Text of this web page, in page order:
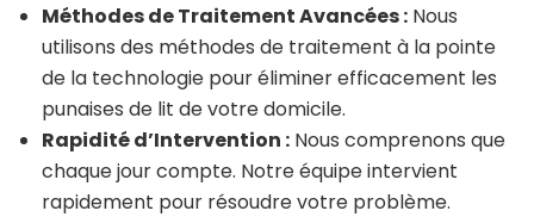
Méthodes de Traitement Avancées : Nous
utilisons des méthodes de traitement à la pointe
de la technologie pour éliminer efficacement les
punaises de lit de votre domicile.
Rapidité d’Intervention : Nous comprenons que
chaque jour compte. Notre équipe intervient
rapidement pour résoudre votre problème.